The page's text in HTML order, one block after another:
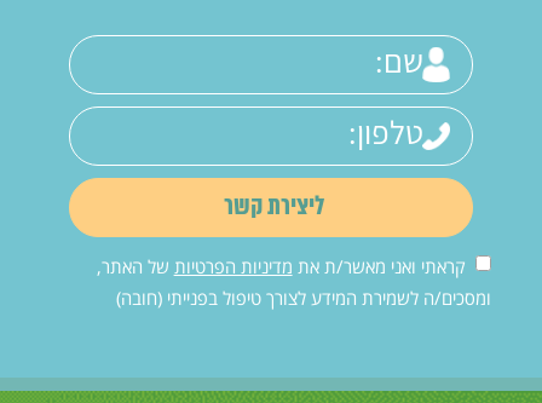
קראתי ואני מאשר/ת את מדיניות הפרטיות של האתר,
ומסכים/ה לשמירת המידע לצורך טיפול בפנייתי (חובה)